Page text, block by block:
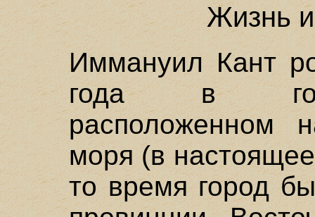
Жизнь
Иммануил Кант
года в
расположенном
моря (в
то время город